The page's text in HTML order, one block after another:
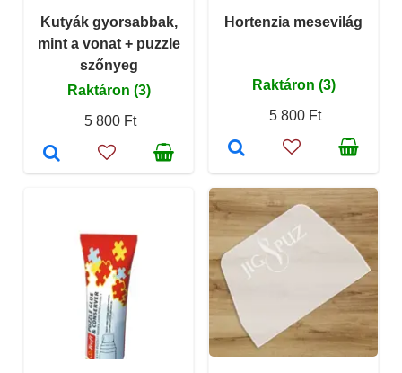
Kutyák gyorsabbak,
mint a vonat + puzzle
szőnyeg
Raktáron (3)
5 800 Ft
Hortenzia mesevilág
Raktáron (3)
5 800 Ft